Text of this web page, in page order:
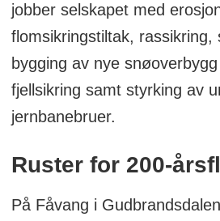
jobber selskapet med
flomsikringstiltak, rassikring,
bygging av nye
fjellsikring samt styrking av
jernbanebruer.
Ruster for 200-
På Fåvang i